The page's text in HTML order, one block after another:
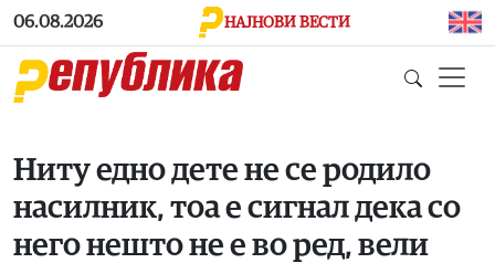
Skip to main content
06.08.2026 НАЈНОВИ ВЕСТИ
Ниту едно дете не се родило
насилник, тоа е сигнал дека со
него нешто не е во ред, вели